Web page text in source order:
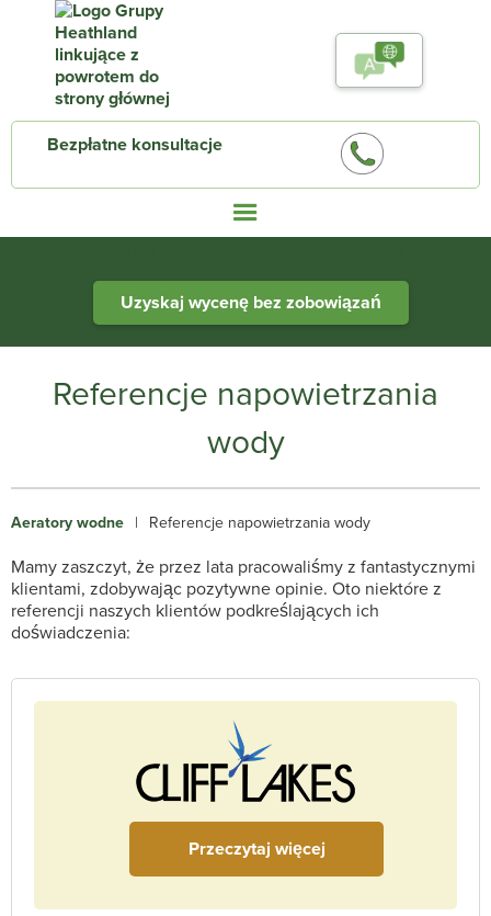
Bezpłatne konsultacje
Uzyskaj wycenę bez zobowiązań
Referencje napowietrzania
wody
Aeratory wodne | Referencje napowietrzania wody
Mamy zaszczyt, że przez lata pracowaliśmy z fantastycznymi
klientami, zdobywając pozytywne opinie. Oto niektóre z
referencji naszych klientów podkreślających ich
doświadczenia:
Przeczytaj więcej